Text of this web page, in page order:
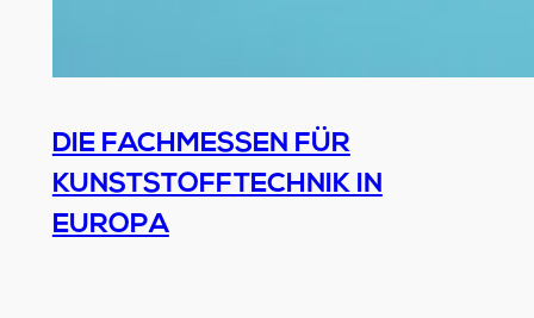
DIE FACHMESSEN FÜR
KUNSTSTOFFTECHNIK IN
EUROPA